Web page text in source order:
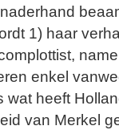
1) haar
enkel
heeft
van Merkel